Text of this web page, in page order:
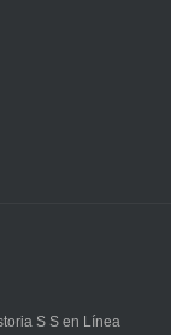
S S en Línea